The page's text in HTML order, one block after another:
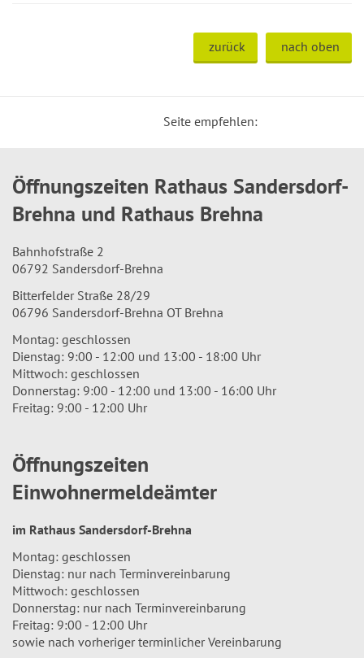
zurück nach oben
Seite empfehlen:
Öffnungszeiten Rathaus Sandersdorf-
Brehna und Rathaus Brehna
Bahnhofstraße 2
06792 Sandersdorf-Brehna
Bitterfelder Straße 28/29
06796 Sandersdorf-Brehna OT Brehna
Montag: geschlossen
Dienstag: 9:00 - 12:00 und 13:00 - 18:00 Uhr
Mittwoch: geschlossen
Donnerstag: 9:00 - 12:00 und 13:00 - 16:00 Uhr
Freitag: 9:00 - 12:00 Uhr
Öffnungszeiten
Einwohnermeldeämter
im Rathaus Sandersdorf-Brehna
Montag: geschlossen
Dienstag: nur nach Terminvereinbarung
Mittwoch: geschlossen
Donnerstag: nur nach Terminvereinbarung
Freitag: 9:00 - 12:00 Uhr
sowie nach vorheriger terminlicher Vereinbarung